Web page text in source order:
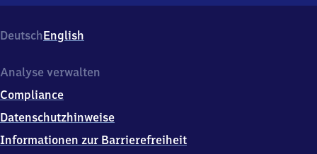
Holbeinplatz,
1
0
7
Rostock
DeutschEnglish
Analyse verwalten
Compliance
Datenschutzhinweise
Informationen zur Barrierefreiheit